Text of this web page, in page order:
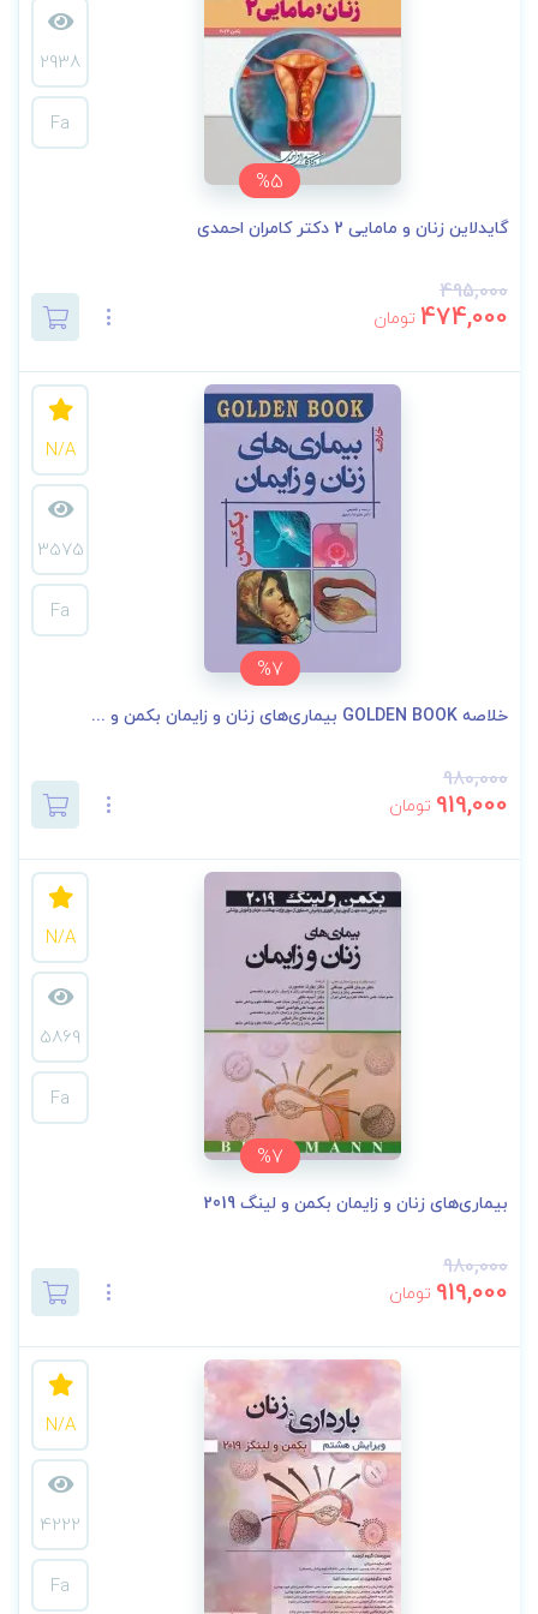
%5
2938
Fa
گایدلاین زنان و مامایی 2 دکتر کامران احمدی
495,000
474,000 تومان
%7
N/A
3575
Fa
خلاصه GOLDEN BOOK بیماری‌های زنان و زایمان بکمن و ...
980,000
919,000 تومان
%7
N/A
5869
Fa
بیماری‌های زنان و زایمان بکمن و لینگ 2019
980,000
919,000 تومان
N/A
4222
Fa